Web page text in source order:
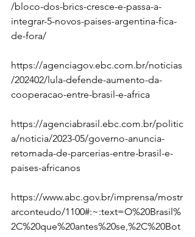
/bloco-dos-brics-cresce-e-passa-a-
integrar-5-novos-paises-argentina-fica-
de-fora/
https://agenciagov.ebc.com.br/noticias
/202402/lula-defende-aumento-da-
cooperacao-entre-brasil-e-africa
https://agenciabrasil.ebc.com.br/politic
a/noticia/2023-05/governo-anuncia-
retomada-de-parcerias-entre-brasil-e-
paises-africanos
https://www.abc.gov.br/imprensa/mostr
arconteudo/1100#:~:text=O%20Brasil%
2C%20que%20antes%20se,%2C%20Bot